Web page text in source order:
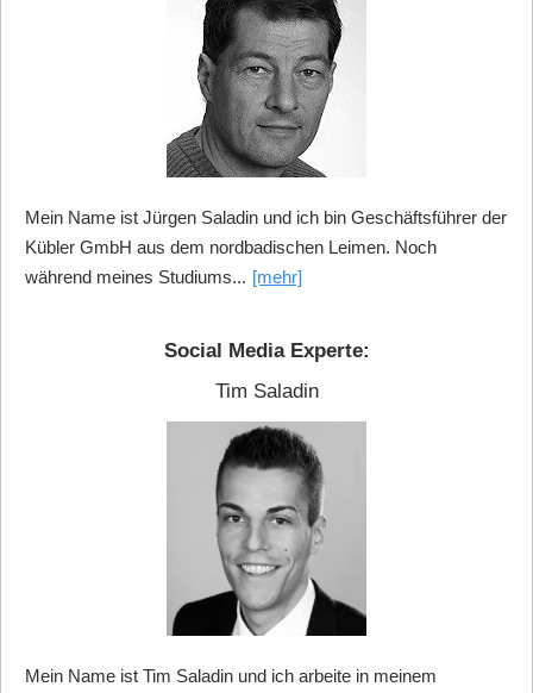
Mein Name ist Jürgen Saladin und ich bin Geschäftsführer der
Kübler GmbH aus dem nordbadischen Leimen. Noch
während meines Studiums... [mehr]
Social Media Experte:
Tim Saladin
Mein Name ist Tim Saladin und ich arbeite in meinem